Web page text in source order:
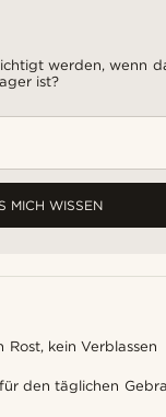
werden, wenn
ist?
MICH WISSEN
Rost, kein Verblassen
den täglichen